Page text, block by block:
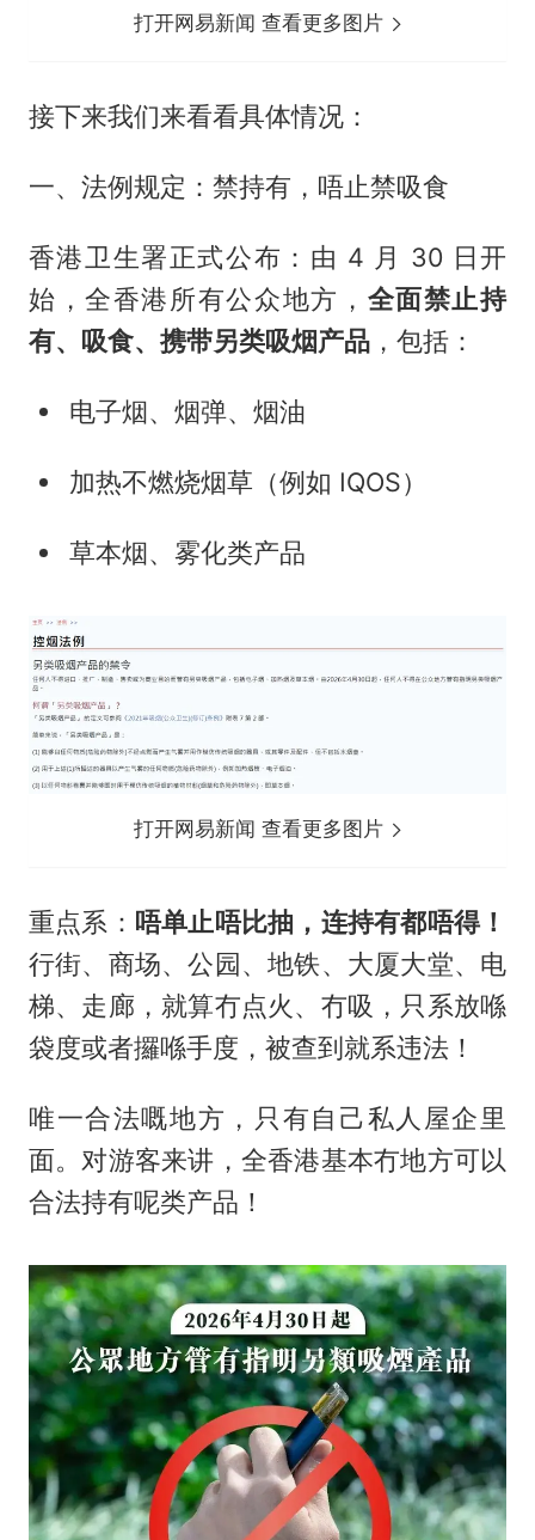
打开网易新闻 查看更多图片
接下来我们来看看具体情况：
一、法例规定：禁持有，唔止禁吸食
香港卫生署正式公布：由 4 月 30 日开
始，全香港所有公众地方， 全面禁止持
有、吸食、携带另类吸烟产品，包括：
电子烟、烟弹、烟油
加热不燃烧烟草（例如 IQOS）
草本烟、雾化类产品
打开网易新闻 查看更多图片
重点系： 唔单止唔比抽，连持有都唔得！
行街、商场、公园、地铁、大厦大堂、电
梯、走廊，就算冇点火、冇吸，只系放喺
袋度或者攞喺手度，被查到就系违法！
唯一合法嘅地方，只有自己私人屋企里
面。对游客来讲，全香港基本冇地方可以
合法持有呢类产品！